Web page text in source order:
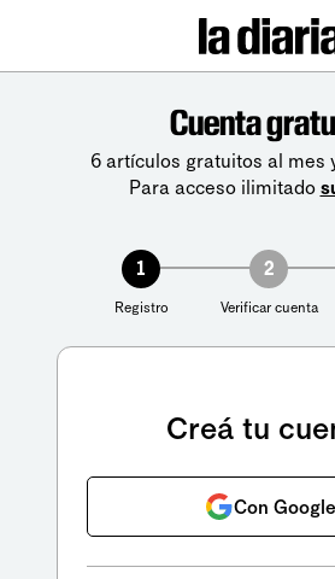
Cuenta
6 artículos gratuitos al mes
Para acceso ilimitado
1
Registro
2
Verificar cuenta
Creá tu
Con Google